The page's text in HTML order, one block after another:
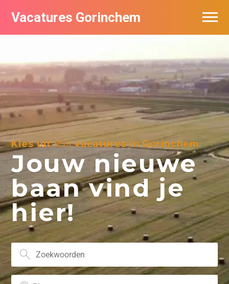
Vacatures Gorinchem
Kies uit859vacatures in Gorinchem
Jouw nieuwe
baan vind je
hier!
Vacatures bij bedrijven in Gorinchem
De populairste vacatures in Gorinchem
Nieuwsbrief feed